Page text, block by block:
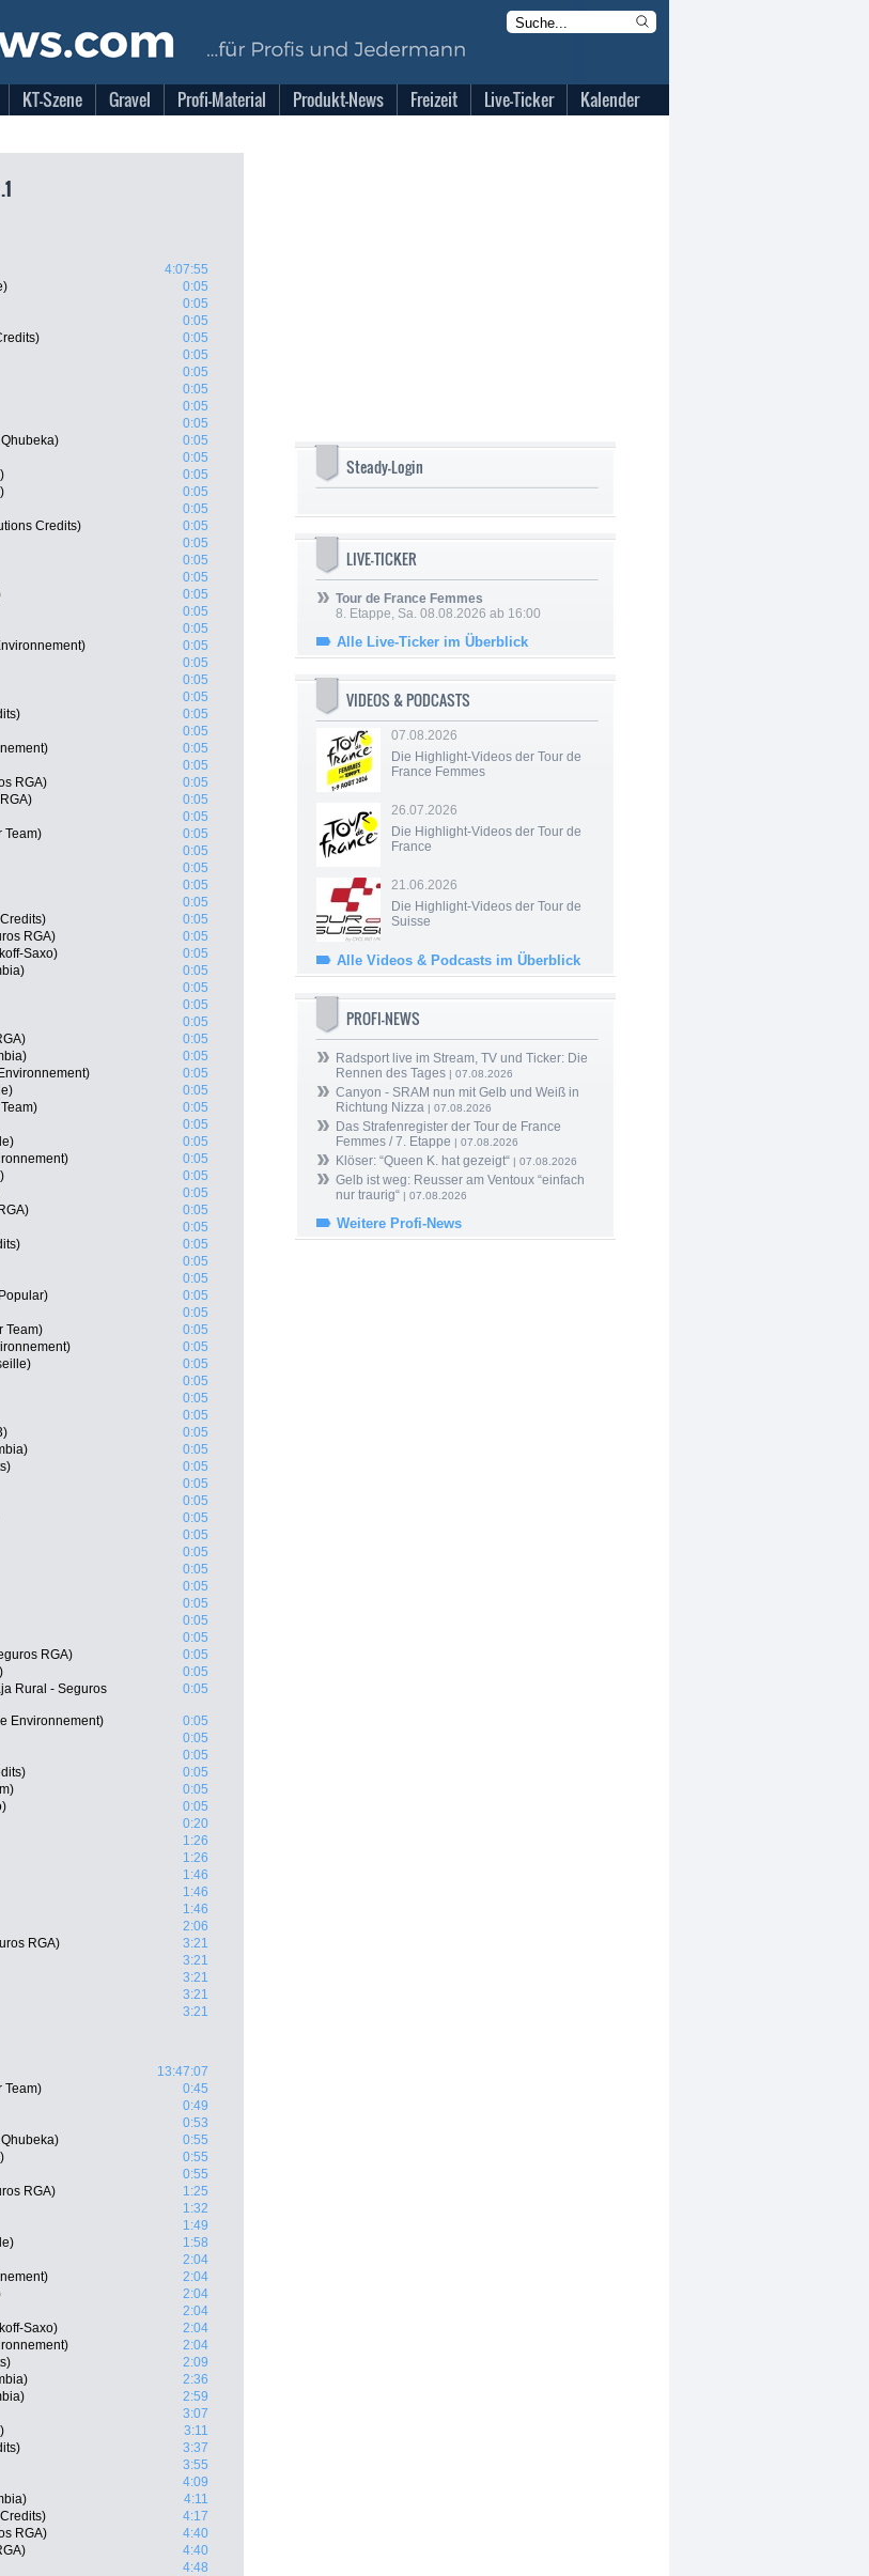
KT-Szene Gravel Profi-Material Produkt-News Freizeit Live-Ticker Kalender
4:07:55
0:05
0:05
0:05
0:05
0:05
0:05
0:05
0:05
0:05
0:05
0:05
0:05
0:05
0:05
Credits)
0:05
0:05
0:05
0:05
0:05
0:05
0:05
0:05
0:05
0:05
0:05
0:05
0:05
0:05
0:05
RGA)
0:05
0:05
0:05
Team)
0:05
0:05
0:05
0:05
0:05
0:05
RGA)
0:05
Saxo)
0:05
0:05
0:05
0:05
0:05
0:05
0:05
0:05
0:05
0:05
0:05
0:05
0:05
0:05
0:05
0:05
0:05
0:05
0:05
0:05
0:05
0:05
Team)
0:05
0:05
0:05
0:05
0:05
0:05
0:05
0:05
0:05
0:05
0:05
0:05
0:05
0:05
0:05
0:05
0:05
0:05
0:05
RGA)
0:05
0:05
Rural - Seguros
0:05
Environnement)
0:05
0:05
0:05
0:05
0:05
0:05
0:20
1:26
1:26
1:46
1:46
1:46
2:06
RGA)
3:21
3:21
3:21
3:21
3:21
13:47:07
Team)
0:45
0:49
0:53
0:55
0:55
0:55
RGA)
1:25
1:32
1:49
1:58
2:04
2:04
2:04
2:04
Saxo)
2:04
2:04
2:09
2:36
2:59
3:07
3:11
3:37
3:55
4:09
4:11
4:17
RGA)
4:40
4:40
4:48
Steady-Login
LIVE-TICKER
Tour de France Femmes
8. Etappe, Sa. 08.08.2026 ab 16:00
Alle Live-Ticker im Überblick
VIDEOS & PODCASTS
07.08.2026
Die Highlight-Videos der Tour de
France Femmes
26.07.2026
Die Highlight-Videos der Tour de
France
21.06.2026
Die Highlight-Videos der Tour de
Suisse
Alle Videos & Podcasts im Überblick
PROFI-NEWS
Radsport live im Stream, TV und Ticker: Die
Rennen des Tages | 07.08.2026
Canyon - SRAM nun mit Gelb und Weiß in
Richtung Nizza | 07.08.2026
Das Strafenregister der Tour de France
Femmes / 7. Etappe | 07.08.2026
Klöser: “Queen K. hat gezeigt“ | 07.08.2026
Gelb ist weg: Reusser am Ventoux “einfach
nur traurig“ | 07.08.2026
Weitere Profi-News